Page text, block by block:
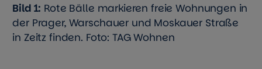
Bild 1: Rote Bälle markieren freie Wohnungen in
der Prager, Warschauer und Moskauer Straße
in Zeitz finden. Foto: TAG Wohnen